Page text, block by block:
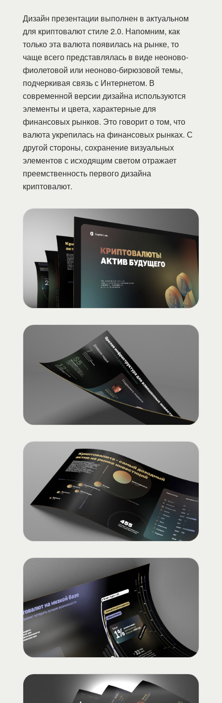
Дизайн презентации выполнен в актуальном
для криптовалют стиле 2.0. Напомним, как
только эта валюта появилась на рынке, то
чаще всего представлялась в виде неоново-
фиолетовой или неоново-бирюзовой темы,
подчеркивая связь с Интернетом. В
современной версии дизайна используются
элементы и цвета, характерные для
финансовых рынков. Это говорит о том, что
валюта укрепилась на финансовых рынках. С
другой стороны, сохранение визуальных
элементов с исходящим светом отражает
преемственность первого дизайна
криптовалют.